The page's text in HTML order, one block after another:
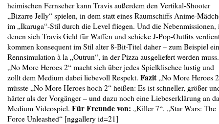
heimischen Fernseher kann Travis außerdem den Vertikal-Shooter
„Bizarre Jelly“ spielen, in dem statt eines Raumschiffs Anime-
im „Ikaruga“-Stil durch die Level fliegen. Und die Nebenmissionen,
denen sich Travis Geld für Waffen und schicke ­J-Pop-Outfits
kommen konsequent im Stil alter 8-Bit-Titel daher – zum Beispiel
Rennsimulation à la „Outrun“, in der Pizza ausgeliefert werden muss.
„No More Heroes 2“ macht sich über jedes Spielklischee lus­tig und
zollt dem Medium dabei liebevoll Respekt. Fazit „No More Heroes
müsste „No More Heroes hoch 2“ heißen: Es ist schneller, größer
härter als der Vorgänger – und dazu noch eine Liebeserklärung an
Medium Videospiel. Für Freunde von: „Killer 7“, „Star Wars: The
Force Unleashed“ [nggallery id=21]